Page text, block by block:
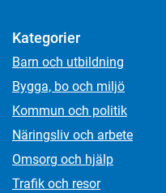
Kategorier
Barn och utbildning
Bygga, bo och miljö
Kommun och politik
Näringsliv och arbete
Omsorg och hjälp
Trafik och resor